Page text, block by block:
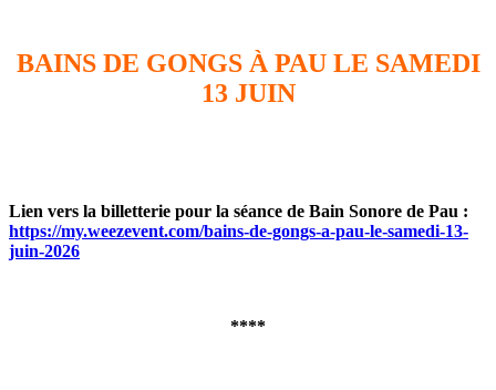
BAINS DE GONGS À PAU LE SAMEDI
13 JUIN
Lien vers la billetterie pour la séance de Bain Sonore de Pau :
https://my.weezevent.com/bains-de-gongs-a-pau-le-samedi-13-
juin-2026
****